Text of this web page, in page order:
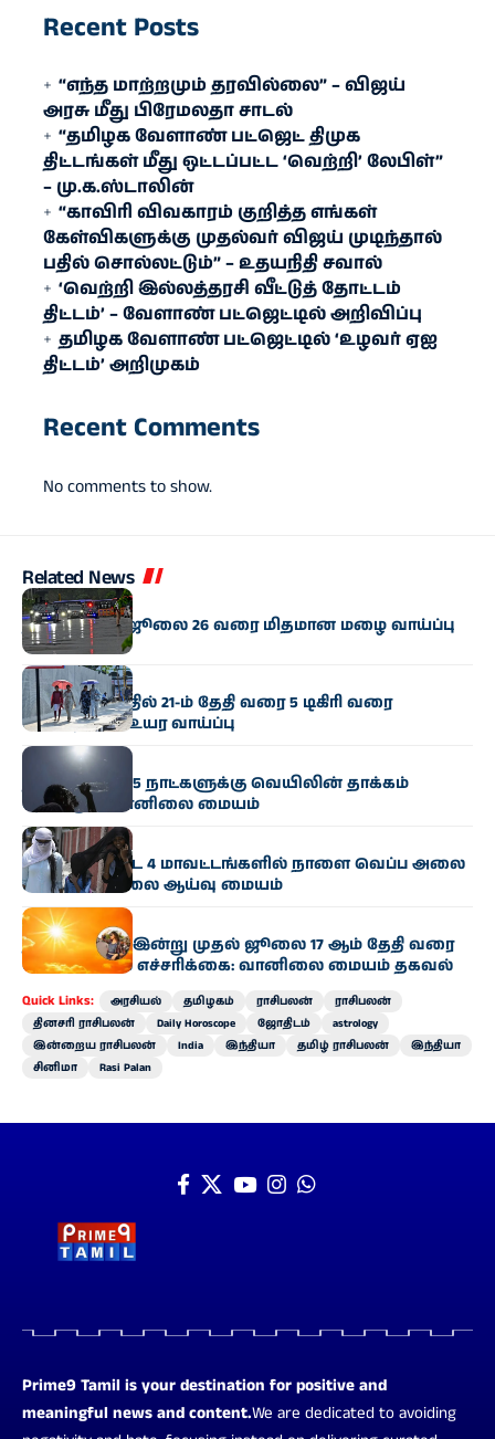
Recent Posts
“எந்த மாற்றமும் தரவில்லை” – விஜய்
அரசு மீது பிரேமலதா சாடல்
“தமிழக வேளாண் பட்ஜெட் திமுக
திட்டங்கள் மீது ஒட்டப்பட்ட ‘வெற்றி’ லேபிள்”
– மு.க.ஸ்டாலின்
“காவிரி விவகாரம் குறித்த எங்கள்
கேள்விகளுக்கு முதல்வர் விஜய் முடிந்தால்
பதில் சொல்லட்டும்” – உதயநிதி சவால்
‘வெற்றி இல்லத்தரசி வீட்டுத் தோட்டம்
திட்டம்’ – வேளாண் பட்ஜெட்டில் அறிவிப்பு
தமிழக வேளாண் பட்ஜெட்டில் ‘உழவர் ஏஐ
திட்டம்’ அறிமுகம்
Recent Comments
No comments to show.
Related News
வானிலை
தமிழகத்தில் ஜூலை 26 வரை மிதமான மழை வாய்ப்பு
வானிலை
உள் தமிழகத்தில் 21-ம் தேதி வரை 5 டிகிரி வரை
வெப்பநிலை உயர வாய்ப்பு
வானிலை
தமிழ்நாட்டில் 5 நாட்களுக்கு வெயிலின் தாக்கம்
தொடரும்: வானிலை மையம்
வானிலை
கரூர் உள்ளிட்ட 4 மாவட்டங்களில் நாளை வெப்ப அலை
வீசும்: வானிலை ஆய்வு மையம்
வானிலை
தமிழ்நாட்டில் இன்று முதல் ஜூலை 17 ஆம் தேதி வரை
வெப்ப அலை எச்சரிக்கை: வானிலை மையம் தகவல்
Quick Links: அரசியல் தமிழகம் ராசிபலன்
ராசிபலன்
தினசரி ராசிபலன்
Daily Horoscope ஜோதிடம்
astrology
இன்றைய ராசிபலன்
India இந்தியா தமிழ் ராசிபலன்
இந்தியா
சினிமா
Rasi Palan
Prime9 Tamil is your destination for positive and
meaningful news and content.We are dedicated to avoiding